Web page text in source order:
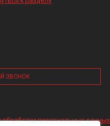
ЗВОНОК
персональных данных